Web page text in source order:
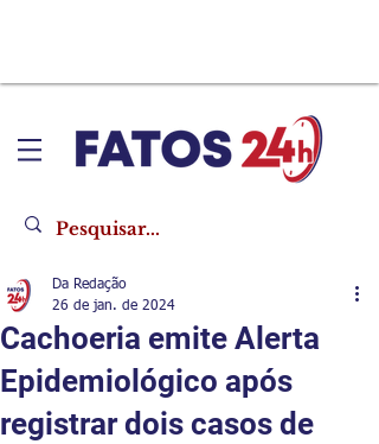
Cachoeria emite Alerta
Epidemiológico após
registrar dois casos de
Da Redação
26 de jan. de 2024